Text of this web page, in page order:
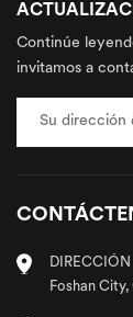
Continúe
invitamos a
Foshan